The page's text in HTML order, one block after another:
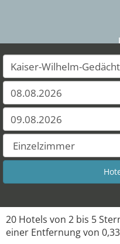
20 Hotels von 2 bis 5
einer Entfernung von 0,33